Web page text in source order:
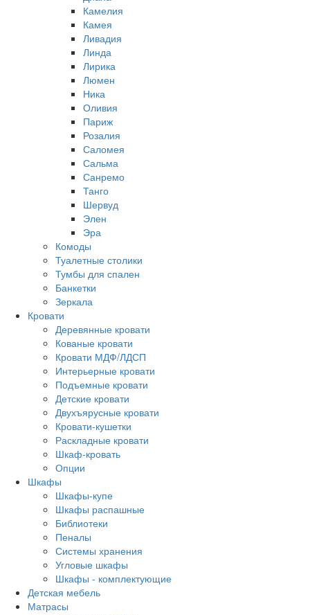
Камелия
Камея
Ливадия
Линда
Лирика
Люмен
Ника
Оливия
Париж
Розалия
Саломея
Сальма
Санремо
Танго
Шервуд
Элен
Эра
Комоды
Туалетные столики
Тумбы для спален
Банкетки
Зеркала
Кровати
Деревянные кровати
Кованые кровати
Кровати МДФ/ЛДСП
Интерьерные кровати
Подъемные кровати
Детские кровати
Двухъярусные кровати
Кровати-кушетки
Раскладные кровати
Шкаф-кровать
Опции
Шкафы
Шкафы-купе
Шкафы распашные
Библиотеки
Пеналы
Системы хранения
Угловые шкафы
Шкафы - комплектующие
Детская мебель
Матрасы